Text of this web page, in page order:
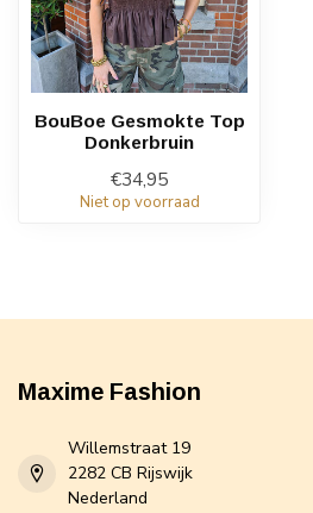
BouBoe Gesmokte Top
Donkerbruin
€34,95
Niet op voorraad
Maxime Fashion
Willemstraat 19
2282 CB Rijswijk
Nederland